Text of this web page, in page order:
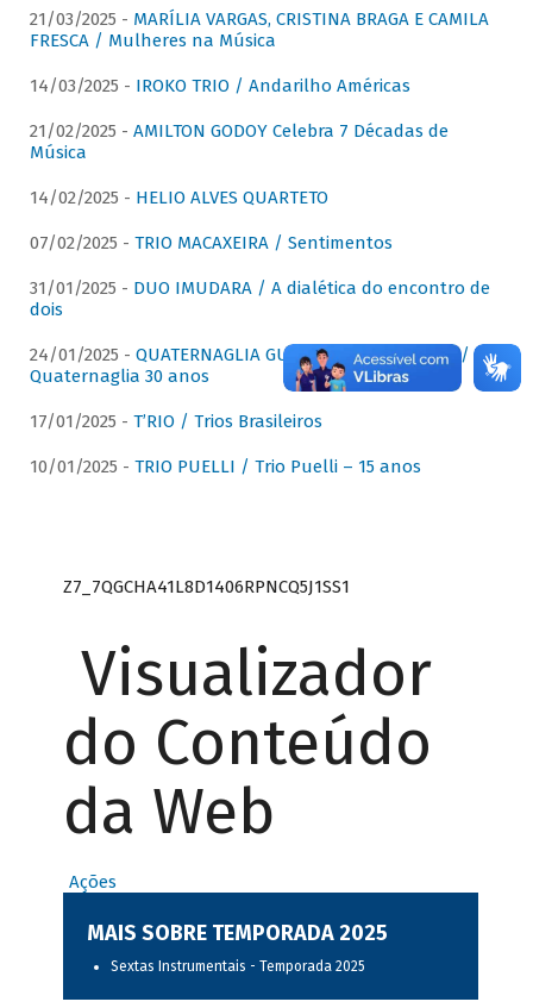
21/03/2025 - MARÍLIA VARGAS, CRISTINA BRAGA E CAMILA
FRESCA / Mulheres na Música
14/03/2025 - IROKO TRIO / Andarilho Américas
21/02/2025 - AMILTON GODOY Celebra 7 Décadas de
Música
14/02/2025 - HELIO ALVES QUARTETO
07/02/2025 - TRIO MACAXEIRA / Sentimentos
31/01/2025 - DUO IMUDARA / A dialética do encontro de
dois
24/01/2025 - QUATERNAGLIA GUITAR QUARTET (QGQ) /
Quaternaglia 30 anos
17/01/2025 - T’RIO / Trios Brasileiros
10/01/2025 - TRIO PUELLI / Trio Puelli – 15 anos
Z7_7QGCHA41L8D1406RPNCQ5J1SS1
Visualizador
do Conteúdo
da Web
Ações
MAIS SOBRE TEMPORADA 2025
Sextas Instrumentais - Temporada 2025